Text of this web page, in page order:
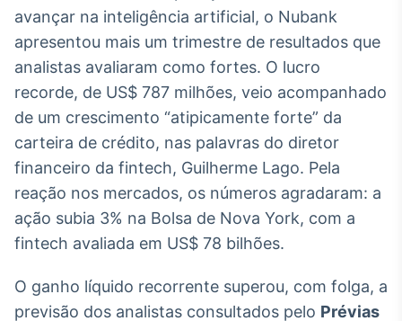
Broadcast
White Label
Plataforma para
conteúdos
personalizados
Soluções de Dados
e Conteúdos
Broadcast
OTC
Plataforma para
negociação de
ativos
Broadcast
avançar na inteligência artificial, o Nubank
apresentou mais um trimestre de resultados que
analistas avaliaram como fortes. O lucro
recorde, de US$ 787 milhões, veio acompanhado
de um crescimento “atipicamente forte” da
carteira de crédito, nas palavras do diretor
financeiro da fintech, Guilherme Lago. Pela
reação nos mercados, os números agradaram: a
ação subia 3% na Bolsa de Nova York, com a
fintech avaliada em US$ 78 bilhões.
O ganho líquido recorrente superou, com folga, a
previsão dos analistas consultados pelo Prévias